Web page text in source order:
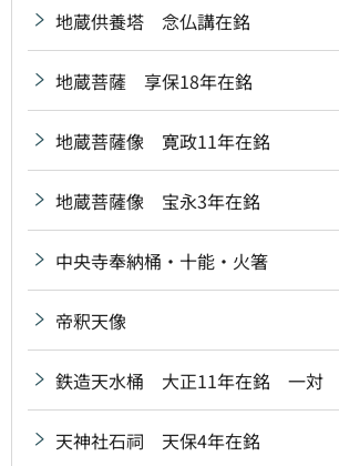
地蔵供養塔 念仏講在銘
地蔵菩薩 享保18年在銘
地蔵菩薩像 寛政11年在銘
地蔵菩薩像 宝永3年在銘
中央寺奉納桶・十能・火箸
帝釈天像
鉄造天水桶 大正11年在銘 一対
天神社石祠 天保4年在銘